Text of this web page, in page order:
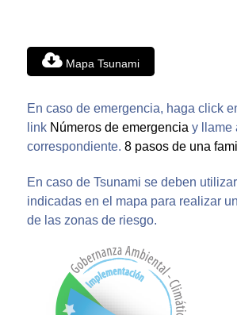
Mapa Tsunami
En caso de emergencia, haga click
link Números de emergencia y llame
correspondiente. 8 pasos de una
En caso de Tsunami se deben
indicadas en el mapa para realizar
de las zonas de riesgo.